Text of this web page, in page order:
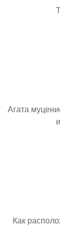
Агата
Как